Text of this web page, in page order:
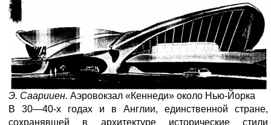
Э. Саарииен. Аэровокзал «Кеннеди» около Нью-Йорка
В 30—40-х годах и в Англии, единственной стране,
сохранявшей в архитектуре исторические стили